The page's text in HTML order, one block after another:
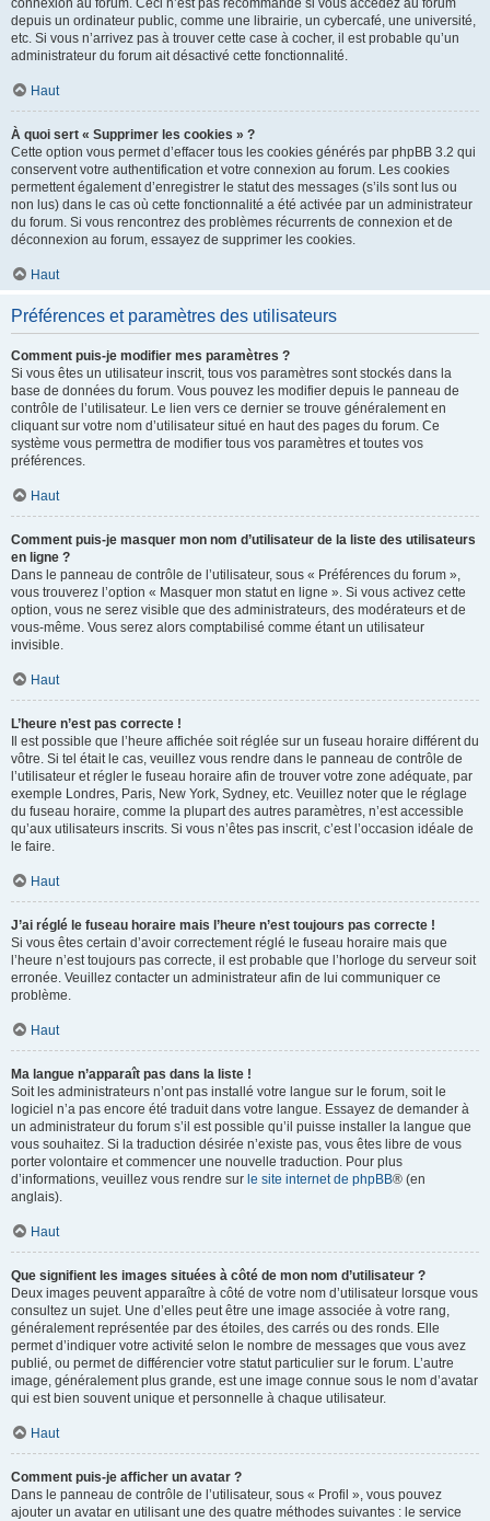
connexion au forum. Ceci n’est pas recommandé si vous accédez au forum
depuis un ordinateur public, comme une librairie, un cybercafé, une université,
etc. Si vous n’arrivez pas à trouver cette case à cocher, il est probable qu’un
administrateur du forum ait désactivé cette fonctionnalité.
Haut
À quoi sert « Supprimer les cookies » ?
Cette option vous permet d’effacer tous les cookies générés par phpBB 3.2 qui
conservent votre authentification et votre connexion au forum. Les cookies
permettent également d’enregistrer le statut des messages (s’ils sont lus ou
non lus) dans le cas où cette fonctionnalité a été activée par un administrateur
du forum. Si vous rencontrez des problèmes récurrents de connexion et de
déconnexion au forum, essayez de supprimer les cookies.
Haut
Préférences et paramètres des utilisateurs
Comment puis-je modifier mes paramètres ?
Si vous êtes un utilisateur inscrit, tous vos paramètres sont stockés dans la
base de données du forum. Vous pouvez les modifier depuis le panneau de
contrôle de l’utilisateur. Le lien vers ce dernier se trouve généralement en
cliquant sur votre nom d’utilisateur situé en haut des pages du forum. Ce
système vous permettra de modifier tous vos paramètres et toutes vos
préférences.
Haut
Comment puis-je masquer mon nom d’utilisateur de la liste des utilisateurs
en ligne ?
Dans le panneau de contrôle de l’utilisateur, sous « Préférences du forum »,
vous trouverez l’option « Masquer mon statut en ligne ». Si vous activez cette
option, vous ne serez visible que des administrateurs, des modérateurs et de
vous-même. Vous serez alors comptabilisé comme étant un utilisateur
invisible.
Haut
L’heure n’est pas correcte !
Il est possible que l’heure affichée soit réglée sur un fuseau horaire différent du
vôtre. Si tel était le cas, veuillez vous rendre dans le panneau de contrôle de
l’utilisateur et régler le fuseau horaire afin de trouver votre zone adéquate, par
exemple Londres, Paris, New York, Sydney, etc. Veuillez noter que le réglage
du fuseau horaire, comme la plupart des autres paramètres, n’est accessible
qu’aux utilisateurs inscrits. Si vous n’êtes pas inscrit, c’est l’occasion idéale de
le faire.
Haut
J’ai réglé le fuseau horaire mais l’heure n’est toujours pas correcte !
Si vous êtes certain d’avoir correctement réglé le fuseau horaire mais que
l’heure n’est toujours pas correcte, il est probable que l’horloge du serveur soit
erronée. Veuillez contacter un administrateur afin de lui communiquer ce
problème.
Haut
Ma langue n’apparaît pas dans la liste !
Soit les administrateurs n’ont pas installé votre langue sur le forum, soit le
logiciel n’a pas encore été traduit dans votre langue. Essayez de demander à
un administrateur du forum s’il est possible qu’il puisse installer la langue que
vous souhaitez. Si la traduction désirée n’existe pas, vous êtes libre de vous
porter volontaire et commencer une nouvelle traduction. Pour plus
d’informations, veuillez vous rendre sur le site internet de phpBB® (en
anglais).
Haut
Que signifient les images situées à côté de mon nom d’utilisateur ?
Deux images peuvent apparaître à côté de votre nom d’utilisateur lorsque vous
consultez un sujet. Une d’elles peut être une image associée à votre rang,
généralement représentée par des étoiles, des carrés ou des ronds. Elle
permet d’indiquer votre activité selon le nombre de messages que vous avez
publié, ou permet de différencier votre statut particulier sur le forum. L’autre
image, généralement plus grande, est une image connue sous le nom d’avatar
qui est bien souvent unique et personnelle à chaque utilisateur.
Haut
Comment puis-je afficher un avatar ?
Dans le panneau de contrôle de l’utilisateur, sous « Profil », vous pouvez
ajouter un avatar en utilisant une des quatre méthodes suivantes : le service